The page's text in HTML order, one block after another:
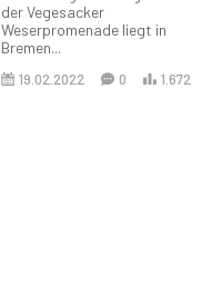
der Vegesacker
Weserpromenade liegt in
Bremen...
19.02.2022 0 1.672